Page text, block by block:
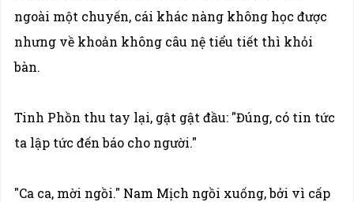
ngoài một chuyến, cái khác nàng không học được
nhưng về khoản không câu nệ tiểu tiết thì khỏi
bàn.
Tinh Phồn thu tay lại, gật gật đầu: "Đúng, có tin tức
ta lập tức đến báo cho người."
"Ca ca, mời ngồi." Nam Mịch ngồi xuống, bởi vì cấp